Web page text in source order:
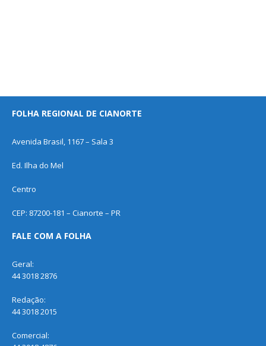
FOLHA REGIONAL DE CIANORTE
Avenida Brasil, 1167 – Sala 3
Ed. Ilha do Mel
Centro
CEP: 87200-181 – Cianorte – PR
FALE COM A FOLHA
Geral:
44 3018 2876
Redação:
44 3018 2015
Comercial: